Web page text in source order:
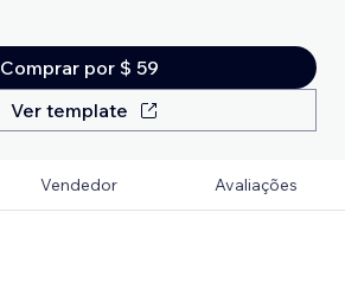
Comprar por $ 59
Ver template
Vendedor Avaliações